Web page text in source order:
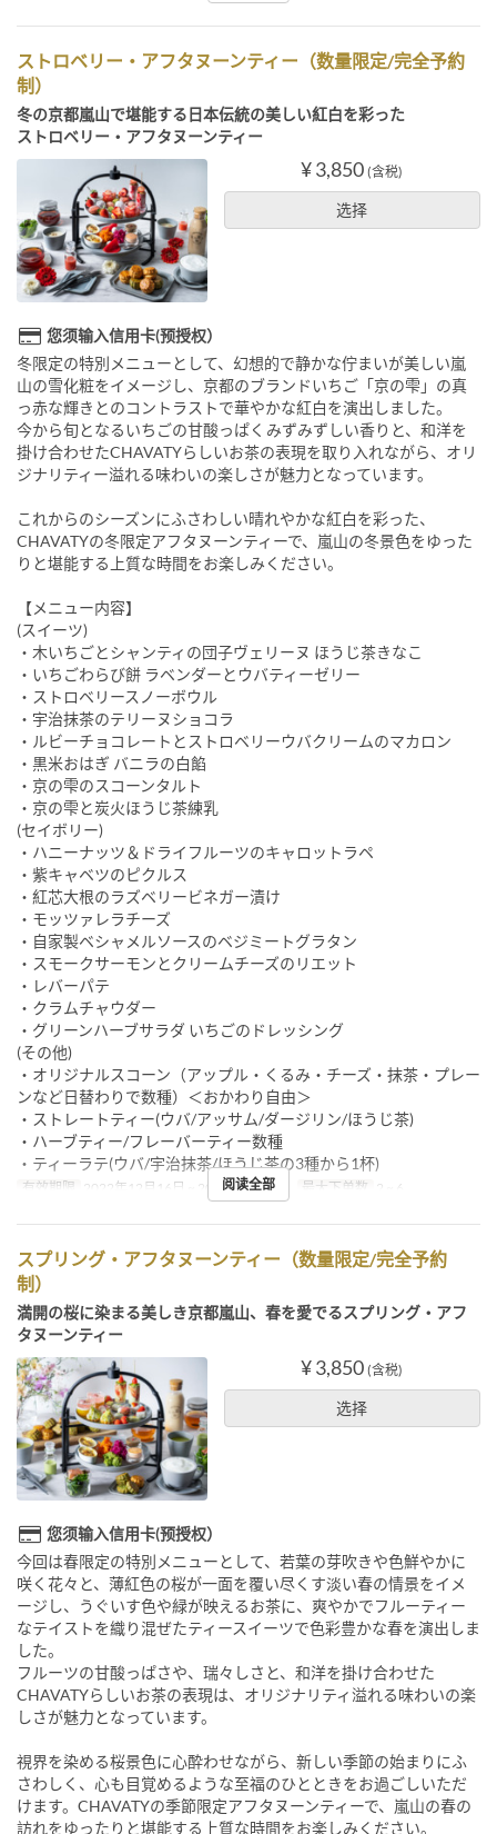
ストロベリー・アフタヌーンティー（数量限定/完全予約
制）
冬の京都嵐山で堪能する日本伝統の美しい紅白を彩った
ストロベリー・アフタヌーンティー
¥ 3,850 (含税)
选择
您须输入信用卡(预授权）
冬限定の特別メニューとして、幻想的で静かな佇まいが美しい嵐
山の雪化粧をイメージし、京都のブランドいちご「京の雫」の真
っ赤な輝きとのコントラストで華やかな紅白を演出しました。
今から旬となるいちごの甘酸っぱくみずみずしい香りと、和洋を
掛け合わせたCHAVATYらしいお茶の表現を取り入れながら、オリ
ジナリティー溢れる味わいの楽しさが魅力となっています。
これからのシーズンにふさわしい晴れやかな紅白を彩った、
CHAVATYの冬限定アフタヌーンティーで、嵐山の冬景色をゆった
りと堪能する上質な時間をお楽しみください。
【メニュー内容】
(スイーツ)
・木いちごとシャンティの団子ヴェリーヌ ほうじ茶きなこ
・いちごわらび餅 ラベンダーとウバティーゼリー
・ストロベリースノーボウル
・宇治抹茶のテリーヌショコラ
・ルビーチョコレートとストロベリーウバクリームのマカロン
・黒米おはぎ バニラの白餡
・京の雫のスコーンタルト
・京の雫と炭火ほうじ茶練乳
(セイボリー)
・ハニーナッツ＆ドライフルーツのキャロットラペ
・紫キャベツのピクルス
・紅芯大根のラズベリービネガー漬け
・モッツァレラチーズ
・自家製ベシャメルソースのベジミートグラタン
・スモークサーモンとクリームチーズのリエット
・レバーパテ
・クラムチャウダー
・グリーンハーブサラダ いちごのドレッシング
(その他)
・オリジナルスコーン（アップル・くるみ・チーズ・抹茶・プレー
ンなど日替わりで数種）＜おかわり自由＞
・ストレートティー(ウバ/アッサム/ダージリン/ほうじ茶)
・ハーブティー/フレーバーティー数種
・ティーラテ(ウバ/宇治抹茶/ほうじ茶の3種から1杯)
有效期限 2022年12月16日 ~ 2023年3月16日 最大下单数 2 ~ 6
阅读全部
スプリング・アフタヌーンティー（数量限定/完全予約
制）
満開の桜に染まる美しき京都嵐山、春を愛でるスプリング・アフ
タヌーンティー
¥ 3,850 (含税)
选择
您须输入信用卡(预授权）
今回は春限定の特別メニューとして、若葉の芽吹きや色鮮やかに
咲く花々と、薄紅色の桜が一面を覆い尽くす淡い春の情景をイメ
ージし、うぐいす色や緑が映えるお茶に、爽やかでフルーティー
なテイストを織り混ぜたティースイーツで色彩豊かな春を演出しま
した。
フルーツの甘酸っぱさや、瑞々しさと、和洋を掛け合わせた
CHAVATYらしいお茶の表現は、オリジナリティ溢れる味わいの楽
しさが魅力となっています。
視界を染める桜景色に心酔わせながら、新しい季節の始まりにふ
さわしく、心も目覚めるような至福のひとときをお過ごしいただ
けます。CHAVATYの季節限定アフタヌーンティーで、嵐山の春の
訪れをゆったりと堪能する上質な時間をお楽しみください。